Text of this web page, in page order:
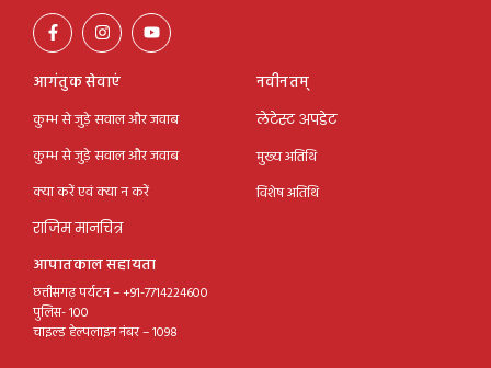
आगंतुक सेवाएं
कुम्भ से जुड़े सवाल और जवाब
कुम्भ से जुड़े सवाल और जवाब
क्या करें एवं क्या न करें
राजिम मानचित्र
नवीनतम्
लेटेस्ट अपडेट
मुख्य अतिथि
विशेष अतिथि
आपातकाल सहायता
छत्तीसगढ़ पर्यटन – +91-7714224600
पुलिस- 100
चाइल्ड हेल्पलाइन नंबर – 1098